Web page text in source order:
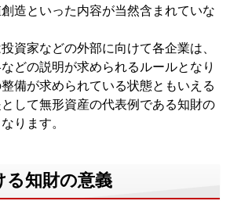
造といった内容が当然含まれていな
資家などの外部に向けて各企業は、
どの説明が求められるルールとなり
備が求められている状態ともいえる
して無形資産の代表例である知財の
ります。
る知財の意義